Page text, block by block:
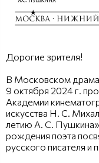
Дорогие зрителя!
В Московском
9 октября 2024 г.
Академии
искусства Н. С.
летию А. С.
рождения поэта
русского писателя и